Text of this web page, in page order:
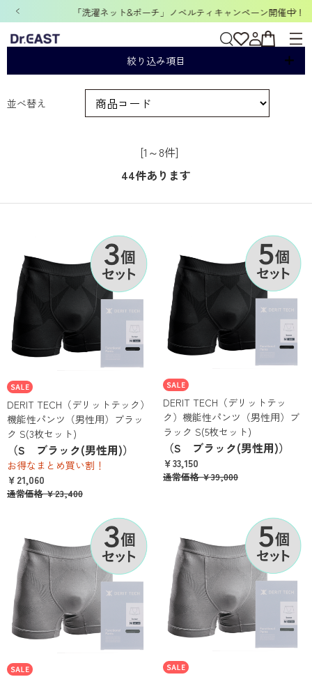
「洗濯ネット&ポーチ」ノベルティキャンペーン開催中！
DERIT TECHメンズ
絞り込み項目
並べ替え
[1～8件]
44件あります
DERIT TECH（デリットテック）
機能性パンツ（男性用）ブラッ
ク S(3枚セット)
（S ブラック(男性用)）
お得なまとめ買い割！
￥21,060
通常価格￥23,400
DERIT TECH（デリットテッ
ク）機能性パンツ（男性用）ブ
ラック S(5枚セット)
（S ブラック(男性用)）
￥33,150
通常価格￥39,000